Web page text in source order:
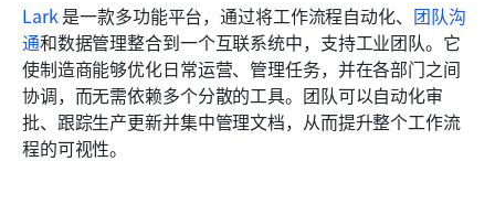
Lark 是一款多功能平台，通过将工作流程自动化、 团队沟
通和数据管理整合到一个互联系统中，支持工业团队。它
使制造商能够优化日常运营、管理任务，并在各部门之间
协调，而无需依赖多个分散的工具。团队可以自动化审
批、跟踪生产更新并集中管理文档，从而提升整个工作流
程的可视性。